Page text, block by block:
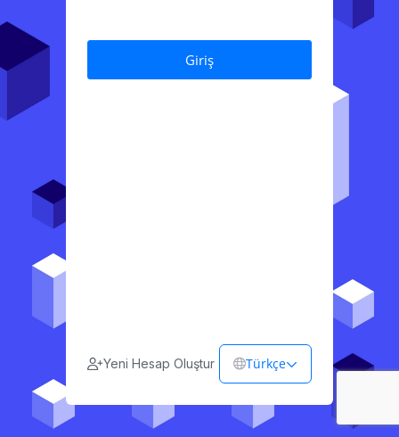
Yeni Hesap Oluştur Türkçe